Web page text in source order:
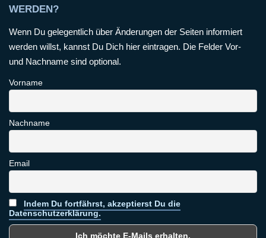
WERDEN?
Wenn Du gelegentlich über Änderungen der Seiten informiert
werden willst, kannst Du Dich hier eintragen. Die Felder Vor-
und Nachname sind optional.
Vorname
Nachname
Email
Indem Du fortfährst, akzeptierst Du die
Datenschutzerklärung.